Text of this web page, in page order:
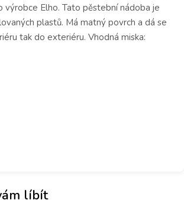
výrobce Elho. Tato pěstební nádoba je
plastů. Má matný povrch a dá se
tak do exteriéru. Vhodná miska:
líbít